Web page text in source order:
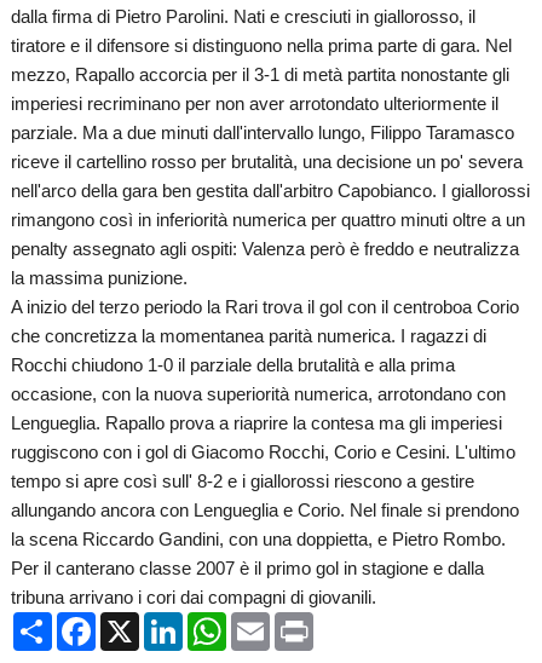
dalla firma di Pietro Parolini. Nati e cresciuti in giallorosso, il
tiratore e il difensore si distinguono nella prima parte di gara. Nel
mezzo, Rapallo accorcia per il 3-1 di metà partita nonostante gli
imperiesi recriminano per non aver arrotondato ulteriormente il
parziale. Ma a due minuti dall'intervallo lungo, Filippo Taramasco
riceve il cartellino rosso per brutalità, una decisione un po' severa
nell'arco della gara ben gestita dall'arbitro Capobianco. I giallorossi
rimangono così in inferiorità numerica per quattro minuti oltre a un
penalty assegnato agli ospiti: Valenza però è freddo e neutralizza
la massima punizione.
A inizio del terzo periodo la Rari trova il gol con il centroboa Corio
che concretizza la momentanea parità numerica. I ragazzi di
Rocchi chiudono 1-0 il parziale della brutalità e alla prima
occasione, con la nuova superiorità numerica, arrotondano con
Lengueglia. Rapallo prova a riaprire la contesa ma gli imperiesi
ruggiscono con i gol di Giacomo Rocchi, Corio e Cesini. L'ultimo
tempo si apre così sull' 8-2 e i giallorossi riescono a gestire
allungando ancora con Lengueglia e Corio. Nel finale si prendono
la scena Riccardo Gandini, con una doppietta, e Pietro Rombo.
Per il canterano classe 2007 è il primo gol in stagione e dalla
tribuna arrivano i cori dai compagni di giovanili.
CondividiFacebook
X LinkedInWhatsApp
EmailPrint